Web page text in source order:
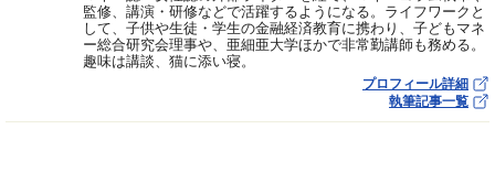
監修、講演・研修などで活躍するようになる。ライフワークと
して、子供や生徒・学生の金融経済教育に携わり、子どもマネ
ー総合研究会理事や、亜細亜大学ほかで非常勤講師も務める。
趣味は講談、猫に添い寝。
プロフィール詳細
執筆記事一覧